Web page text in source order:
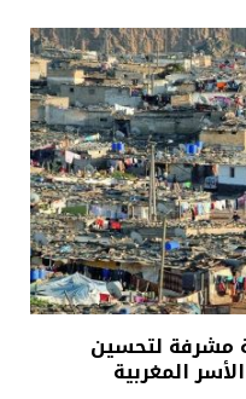
مشرفة لتحسين
المغربية